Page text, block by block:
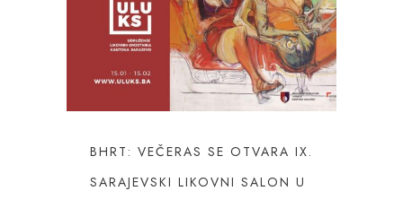
BHRT: VEČERAS SE OTVARA IX.
SARAJEVSKI LIKOVNI SALON U